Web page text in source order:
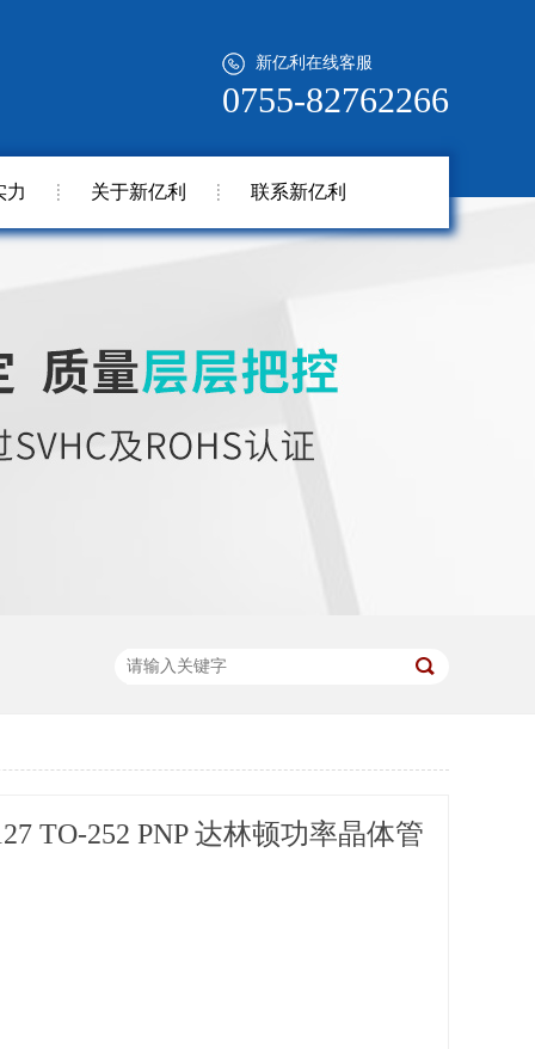
新亿利在线客服
0755-82762266
力 关于新亿利 联系新亿利
TO-252 PNP 达林顿功率晶体管